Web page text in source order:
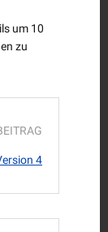
um 10
zu
4